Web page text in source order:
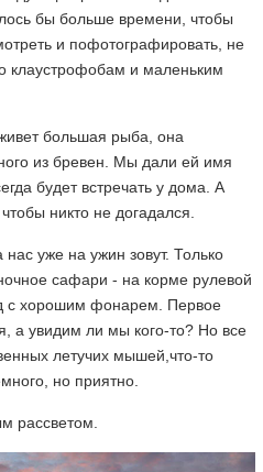
бы больше времени, чтобы
и пофотографировать, не
клаустрофобам и маленьким
большая рыба, она
из бревен. Мы дали ей имя
будет встречать у дома. А
никто не догадался.
уже на ужин зовут. Только
сафари - на корме рулевой
с хорошим фонарем. Первое
а увидим ли мы кого-то? Но все
летучих мышей,что-то
но приятно.
рассветом.